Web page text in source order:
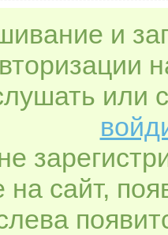
и
или
на сайт,